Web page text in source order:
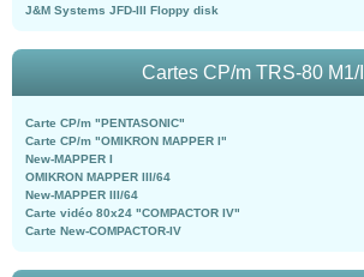
J&M Systems JFD-III Floppy disk
Cartes CP/m TRS-80 M1/III
Carte CP/m "PENTASONIC"
Carte CP/m "OMIKRON MAPPER I"
New-MAPPER I
OMIKRON MAPPER III/64
New-MAPPER III/64
Carte vidéo 80x24 "COMPACTOR IV"
Carte New-COMPACTOR-IV